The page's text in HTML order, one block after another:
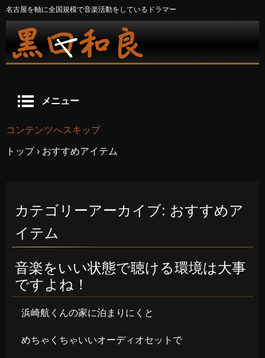
名古屋を軸に全国規模で音楽活動をしているドラマー
メニュー
コンテンツへスキップ
トップ › おすすめアイテム
カテゴリーアーカイブ: おすすめア
イテム
音楽をいい状態で聴ける環境は大事
ですよね！
浜崎航くんの家に泊まりにくと
めちゃくちゃいいオーディオセットで